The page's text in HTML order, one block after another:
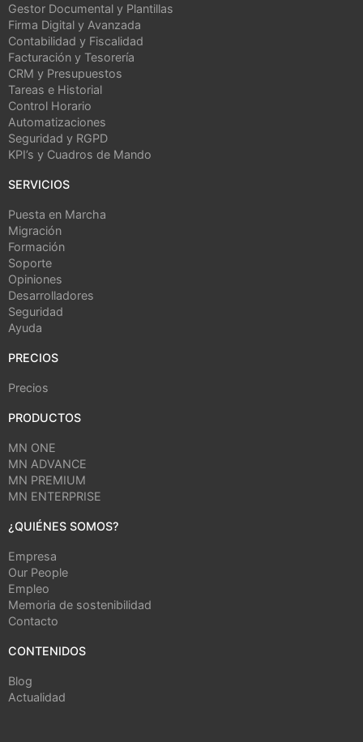
Gestor Documental y Plantillas
Firma Digital y Avanzada
Contabilidad y Fiscalidad
Facturación y Tesorería
CRM y Presupuestos
Tareas e Historial
Control Horario
Automatizaciones
Seguridad y RGPD
KPI’s y Cuadros de Mando
SERVICIOS
Puesta en Marcha
Migración
Formación
Soporte
Opiniones
Desarrolladores
Seguridad
Ayuda
PRECIOS
Precios
PRODUCTOS
MN ONE
MN ADVANCE
MN PREMIUM
MN ENTERPRISE
¿QUIÉNES SOMOS?
Empresa
Our People
Empleo
Memoria de sostenibilidad
Contacto
CONTENIDOS
Blog
Actualidad